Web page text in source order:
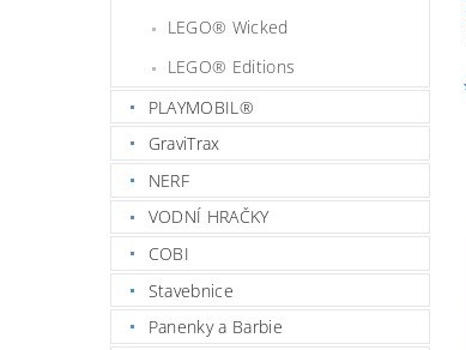
LEGO® Wicked
LEGO® Editions
PLAYMOBIL®
GraviTrax
NERF
VODNÍ HRAČKY
COBI
Stavebnice
Panenky a Barbie